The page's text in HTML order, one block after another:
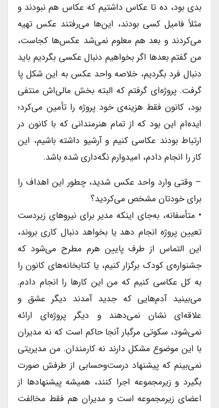
بدی بود، ده تا عکاس داشتیم که عکاس هم نبودند و
مثلاً فامیل کسی بودند، این‌ها می‌رفتند عکس تهیه
می‌کردند و بعد هم معلوم نمی‌شد عکس‌ها کجاست،
من گفتم بعدها اگر بخواهیم دنبال عکسی بگردیم باید
دنبال فرد بگردیم، خلاصه واحد عکس به این شکل پا
گرفت. پروژه‌‌ای گرفتم که البته بخش مالی‌اش منتفی
بود، کانون فقط هزینه‌ی خود پروژه‌ را تأمین می‌کرد؛
ایده‌ام این بود که از تمام هنرمندانی که با کانون در
ارتباط بودند عکاسی کنیم و آرشیو داشته باشیم، این
کار را انجام دادم، امیدوارم نگه‌داری شده باشد.
– وقتی وارد واحد عکس شدید، چطور این اهداف را
برای خودتان مشخص می‌کردید؟
• متأسفانه، به‌جای اینکه مدیر برای نیروهای زیردست
تعیین پروژه انجام دهد یا بخواهد دنبال کاری بروند،
این التماس از طرف پایین هرم مطرح می‌شود که
جشنواره‌ی کودک برگزار کنیم، یا کتابخانه‌های کانون را
به کل عکاسی کنیم که من این کارها را انجام دادم.
می‌بینید آدم‌هایی که جدید آمدند دیگر عشق و
علاقه‌ای نشان نمی‌دهند و دیگر پروژه‌ای ارائه
نمی‌شود، سکوتی مرگبار آنجا حاکم است که نه مدیران
با این موضوع مشکل دارند نه کارمندان. من مدیریتی
نمی‌بینم که پیشنهاد درست‌وحسابی از طرفش صورت
بگیرد و زیرمجموعه اجرا کنند، همیشه پیشنهاد‌ها از
اعضای زیرمجموعه است و مدیران هم فقط مخالفت